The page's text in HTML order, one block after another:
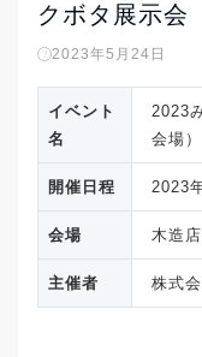
クボタ展示会
2023年5月24日
イベント
名
2023
会場）
開催日程 2023
会場 木造
主催者 株式